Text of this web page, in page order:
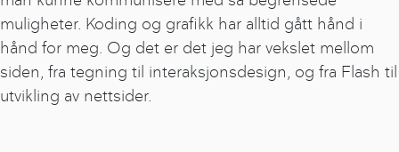
muligheter. Koding og grafikk har alltid gått hånd i
hånd for meg. Og det er det jeg har vekslet mellom
siden, fra tegning til interaksjonsdesign, og fra Flash til
utvikling av nettsider.